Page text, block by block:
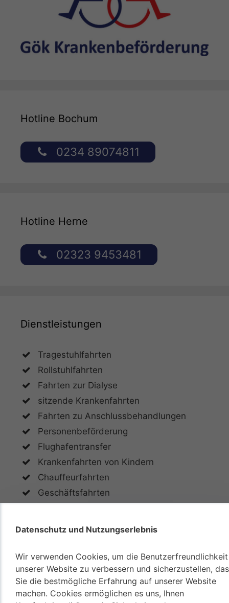
Datenschutz und Nutzungserlebnis
Wir verwenden Cookies, um die Benutzerfreundlichkeit
unserer Website zu verbessern und sicherzustellen,
Sie die bestmögliche Erfahrung auf unserer Website
machen. Cookies ermöglichen es uns, Ihnen
Hotline Bochum
0234 89074811
Hotline Herne
02323 9453481
Dienstleistungen
Tragestuhlfahrten
Rollstuhlfahrten
Fahrten zur Dialyse
sitzende Krankenfahrten
Fahrten zu Anschlussbehandlungen
Personenbeförderung
Flughafentransfer
Krankenfahrten von Kindern
Chauffeurfahrten
Geschäftsfahrten
Beförderungen zum Arzt
Fahrten zur ambulanten Behandlung
Fahrten ins Krankenhaus
Patientenfahrten nach Hause